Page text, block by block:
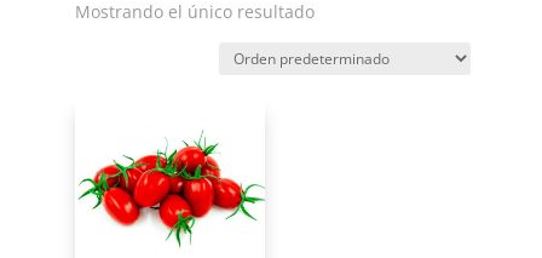
Mostrando el único resultado